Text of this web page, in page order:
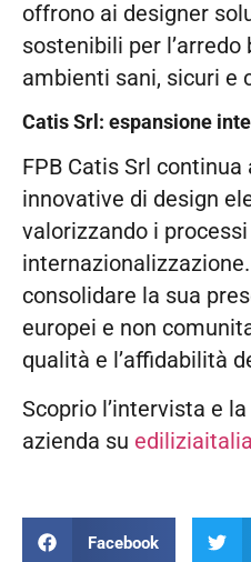
offrono ai designer
sostenibili per l’arredo
ambienti sani, sicuri e
Catis Srl: espansione
FPB Catis Srl
innovative di design
valorizzando i
consolidare la sua
europei e non
qualità e l’affidabilità
Scoprio l’intervista e
azienda su
Facebook